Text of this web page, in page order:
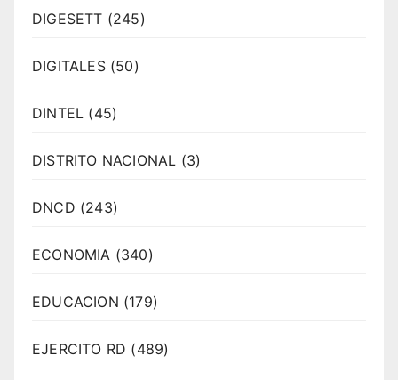
DIGESETT (245)
DIGITALES(50)
DINTEL (45)
DISTRITO NACIONAL (3)
DNCD (243)
ECONOMIA (340)
EDUCACION (179)
EJERCITO RD (489)